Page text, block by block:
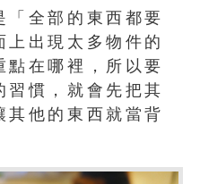
「全部的東西都要
上出現太多物件的
點在哪裡，所以要
習慣，就會先把其
其他的東西就當背